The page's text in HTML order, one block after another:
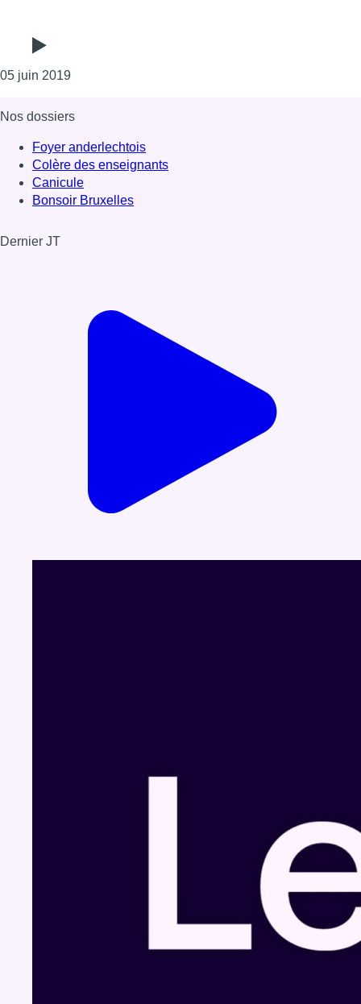
05 juin 2019Consulter l'article "Un véhicule sans conducteur?
Nos dossiers
Foyer anderlechtois
Colère des enseignants
Canicule
Bonsoir Bruxelles
Dernier JT